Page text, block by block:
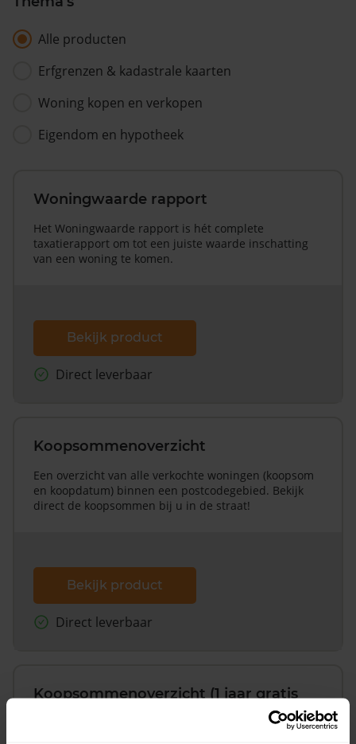
Alle producten
Erfgrenzen & kadastrale kaarten
Woning kopen en verkopen
Eigendom en hypotheek
Woningwaarde rapport
Het Woningwaarde rapport is hét complete
taxatierapport om tot een juiste waarde inschatting
van een woning te komen.
Bekijk product
Direct leverbaar
Koopsommenoverzicht
Een overzicht van alle verkochte woningen (koopsom
en koopdatum) binnen een postcodegebied. Bekijk
direct de koopsommen bij u in de straat!
Bekijk product
Direct leverbaar
Koopsommenoverzicht (1 jaar gratis